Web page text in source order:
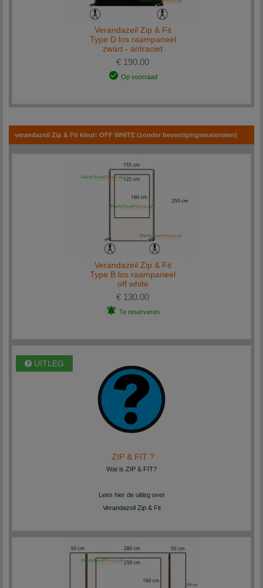
Verandazeil Zip & Fit
Type D los raampaneel
zwart - antraciet
€ 190.00
Op voorraad
verandazeil Zip & Fit kleur: OFF WHITE (zonder bevestigingsmaterialen)
Verandazeil Zip & Fit
Type B los raampaneel
off white
€ 130.00
Te reserveren
UITLEG
ZIP & FIT ?
Wat is ZIP & FIT?
Lees hier de uitleg over
Verandazeil Zip & Fit